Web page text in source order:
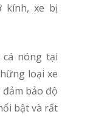
kính, xe bị
loại xe
bảo độ
bật và rất